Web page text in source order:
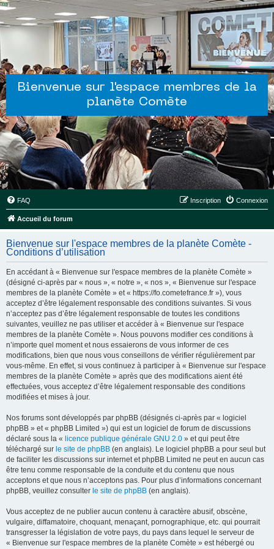
Bienvenue sur l'espace membres de la
planète Comète
FAQ Connexion
Inscription
Accueil du forum
Bienvenue sur l'espace membres de la planète Comète -
Conditions d’utilisation
En accédant à « Bienvenue sur l'espace membres de la planète Comète »
(désigné ci-après par « nous », « notre », « nos », « Bienvenue sur l'espace
membres de la planète Comète » et « https://fo.cometefrance.fr »), vous
acceptez d’être légalement responsable des conditions suivantes. Si vous
n’acceptez pas d’être légalement responsable de toutes les conditions
suivantes, veuillez ne pas utiliser et accéder à « Bienvenue sur l'espace
membres de la planète Comète ». Nous pouvons modifier ces conditions à
n’importe quel moment et nous essaierons de vous informer de ces
modifications, bien que nous vous conseillons de vérifier régulièrement par
vous-même. En effet, si vous continuez à participer à « Bienvenue sur l'espace
membres de la planète Comète » après que des modifications aient été
effectuées, vous acceptez d’être légalement responsable des conditions
modifiées et mises à jour.
Nos forums sont développés par phpBB (désignés ci-après par « logiciel
phpBB » et « phpBB Limited ») qui est un logiciel de forum de discussions
déclaré sous la « licence publique générale GNU 2.0 » et qui peut être
téléchargé sur le site de phpBB (en anglais). Le logiciel phpBB a pour seul but
de faciliter les discussions sur internet et phpBB Limited ne peut en aucun cas
être tenu comme responsable de la conduite et du contenu que nous
acceptons et que nous n’acceptons pas. Pour plus d’informations concernant
phpBB, veuillez consulter le site de phpBB (en anglais).
Vous acceptez de ne publier aucun contenu à caractère abusif, obscène,
vulgaire, diffamatoire, choquant, menaçant, pornographique, etc. qui pourrait
transgresser la législation de votre pays, du pays dans lequel le serveur de
« Bienvenue sur l'espace membres de la planète Comète » est hébergé ou